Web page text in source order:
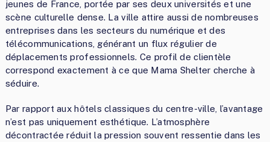
jeunes de France, portée par ses deux universités et une
scène culturelle dense. La ville attire aussi de nombreuses
entreprises dans les secteurs du numérique et des
télécommunications, générant un flux régulier de
déplacements professionnels. Ce profil de clientèle
correspond exactement à ce que Mama Shelter cherche à
séduire.
Par rapport aux hôtels classiques du centre-ville, l’avantage
n’est pas uniquement esthétique. L’atmosphère
décontractée réduit la pression souvent ressentie dans les